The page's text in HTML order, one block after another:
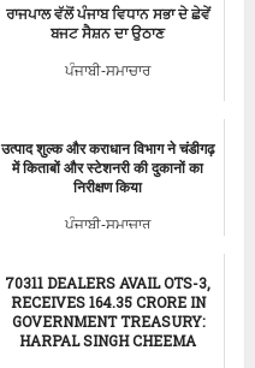
ਰਾਜਪਾਲ ਵੱਲੋਂ ਪੰਜਾਬ ਵਿਧਾਨ ਸਭਾ ਦੇ ਛੇਵੇਂ
ਬਜਟ ਸੈਸ਼ਨ ਦਾ ਉਠਾਣ
ਪੰਜਾਬੀ-ਸਮਾਚਾਰ
उत्पाद शुल्क और कराधान विभाग ने चंडीगढ़
में किताबों और स्टेशनरी की दुकानों का
निरीक्षण किया
ਪੰਜਾਬੀ-ਸਮਾਚਾਰ
70311 DEALERS AVAIL OTS-3,
RECEIVES 164.35 CRORE IN
GOVERNMENT TREASURY:
HARPAL SINGH CHEEMA